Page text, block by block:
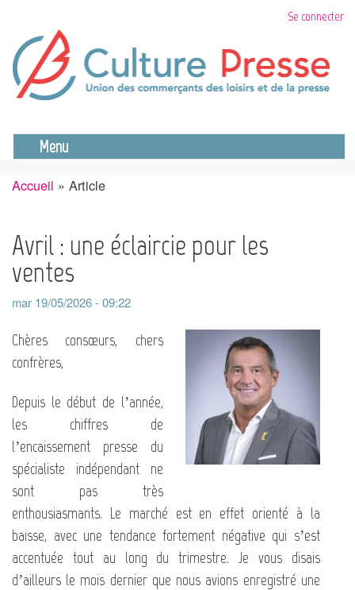
contenu
principal
Se connecter
Se déconnecter
Menu
Accueil Article
Avril : une éclaircie pour les
ventes
mar 19/05/2026 - 09:22
Chères consœurs, chers
confrères,
Depuis le début de l’année,
les chiffres de
l’encaissement presse du
spécialiste indépendant ne
sont pas très
enthousiasmants. Le marché est en effet orienté à la
baisse, avec une tendance fortement négative qui s’est
accentuée tout au long du trimestre. Je vous disais
d’ailleurs le mois dernier que nous avions enregistré une